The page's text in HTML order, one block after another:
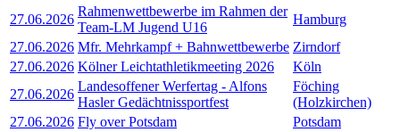
27.06.2026
Rahmenwettbewerbe im Rahmen der
Team-LM Jugend U16
Hamburg
27.06.2026 Mfr. Mehrkampf + Bahnwettbewerbe Zirndorf
27.06.2026 Kölner Leichtathletikmeeting 2026
Köln
27.06.2026
Landesoffener Werfertag - Alfons
Hasler Gedächtnissportfest
Föching
(Holzkirchen)
27.06.2026 Fly over Potsdam
Potsdam